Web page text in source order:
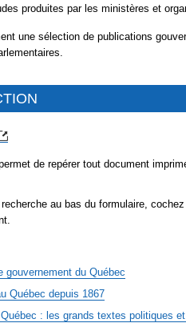
produites par les ministères et
une sélection de publications
de repérer tout document
au bas du formulaire,
gouvernement du Québec
Québec depuis 1867
: les grands textes politiques